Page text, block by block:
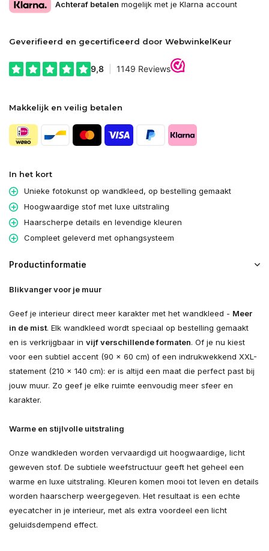
Achteraf betalen mogelijk met je Klarna account
Geverifieerd en gecertificeerd door WebwinkelKeur
Makkelijk en veilig betalen
In het kort
Unieke fotokunst op wandkleed, op bestelling gemaakt
Hoogwaardige stof met luxe uitstraling
Haarscherpe details en levendige kleuren
Compleet geleverd met ophangsysteem
Productinformatie
Blikvanger voor je muur
Geef je interieur direct meer karakter met het wandkleed - Meer
in de mist. Elk wandkleed wordt speciaal op bestelling gemaakt
en is verkrijgbaar in vijf verschillende formaten. Of je nu kiest
voor een subtiel accent (90 × 60 cm) of een indrukwekkend XXL-
statement (210 × 140 cm): er is altijd een maat die perfect past bij
jouw muur. Zo geef je elke ruimte eenvoudig meer sfeer en
karakter.
Warme en stijlvolle uitstraling
Onze wandkleden worden vervaardigd uit hoogwaardige, licht
geweven stof. De subtiele weefstructuur geeft het geheel een
warme en luxe uitstraling. Kleuren komen mooi tot leven en details
worden haarscherp weergegeven. Het resultaat is een echte
eyecatcher in je interieur, met als extra voordeel een licht
geluidsdempend effect.